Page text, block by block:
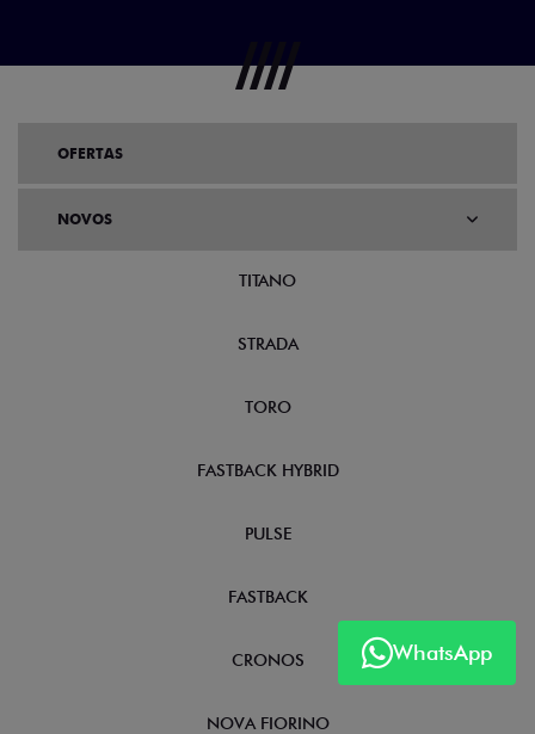
WhatsApp
OFERTAS
NOVOS
TITANO
STRADA
TORO
FASTBACK HYBRID
PULSE
FASTBACK
CRONOS
NOVA FIORINO